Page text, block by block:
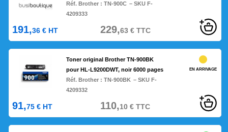
Réf. Brother :TN-900C – SKU F-
4209333
191,36 € HT 229,63€TTC
Toner original Brother TN-900BK
pour HL-L9200DWT, noir 6000 pages
Réf. Brother :TN-900BK – SKU F-
4209332
EN ARRIVAGE
91,75 € HT 110,10€TTC